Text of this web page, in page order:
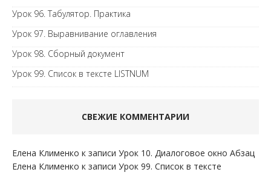
Урок 96. Табулятор. Практика
Урок 97. Выравнивание оглавления
Урок 98. Сборный документ
Урок 99. Список в тексте LISTNUM
СВЕЖИЕ КОММЕНТАРИИ
Елена Клименко к записи Урок 10. Диалоговое окно Абзац
Елена Клименко к записи Урок 99. Список в тексте